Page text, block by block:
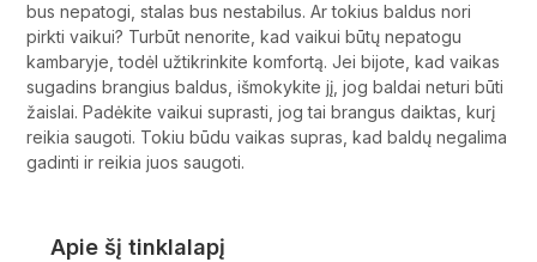
bus nepatogi, stalas bus nestabilus. Ar tokius baldus nori
pirkti vaikui? Turbūt nenorite, kad vaikui būtų nepatogu
kambaryje, todėl užtikrinkite komfortą. Jei bijote, kad vaikas
sugadins brangius baldus, išmokykite jį, jog baldai neturi būti
žaislai. Padėkite vaikui suprasti, jog tai brangus daiktas, kurį
reikia saugoti. Tokiu būdu vaikas supras, kad baldų negalima
gadinti ir reikia juos saugoti.
Apie šį tinklalapį